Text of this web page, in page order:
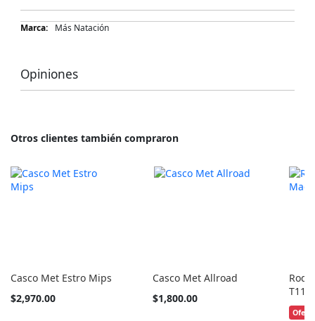
Más
Más Natación
Opiniones
Otros clientes también compraron
Casco Met Estro Mips
Tan
$2,970.00
Casco Met Allroad
Tan
$1,800.00